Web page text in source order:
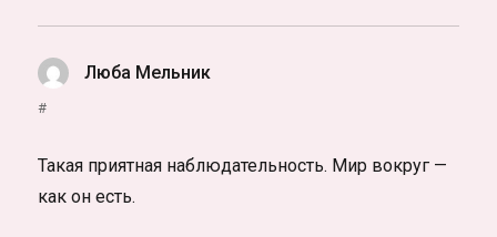
Люба Мельник
#
Такая приятная наблюдательность. Мир вокруг —
как он есть.